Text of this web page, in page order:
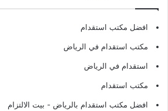
افضل مكتب استقدام
مكتب استقدام في الرياض
استقدام في الرياض
مكتب استقدام
افضل مكتب استقدام بالرياض - بيت الالتزام